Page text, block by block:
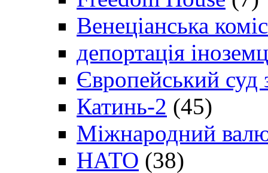
Венеціанська
депортація
Європейський
Катинь-2 (45)
Міжнародний
НАТО (38)